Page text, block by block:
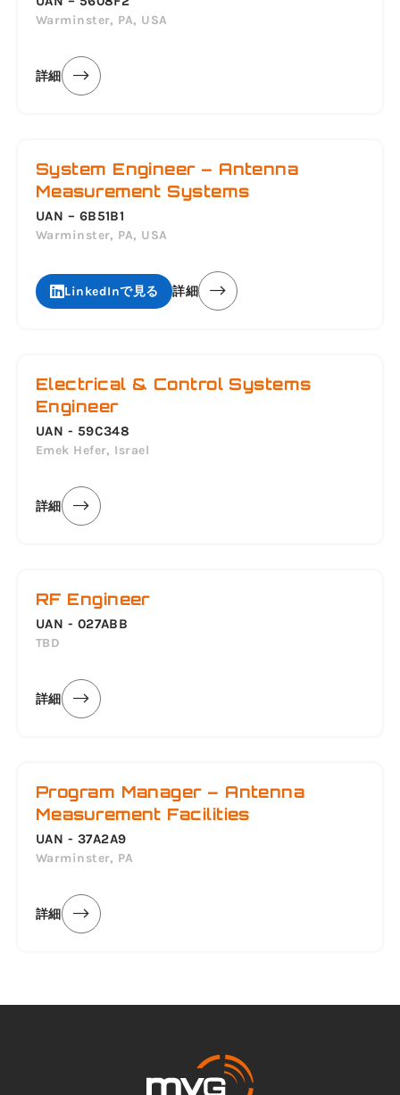
Warminster, PA, USA
詳細
System Engineer – Antenna
Measurement Systems
UAN – 6B51B1
Warminster, PA, USA
LinkedInで見る 詳細
Electrical & Control Systems
Engineer
UAN - 59C348
Emek Hefer, Israel
詳細
RF Engineer
UAN - 027ABB
TBD
詳細
Program Manager – Antenna
Measurement Facilities
UAN - 37A2A9
Warminster, PA
詳細